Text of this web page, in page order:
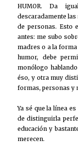
HUMOR. Da
descaradamente
de personas. Esto
antes: me subo
madres o a la
humor, debe
monólogo
éso, y otra muy
formas, personas y
Ya sé que la línea
de distinguirla
educación y
merecen.